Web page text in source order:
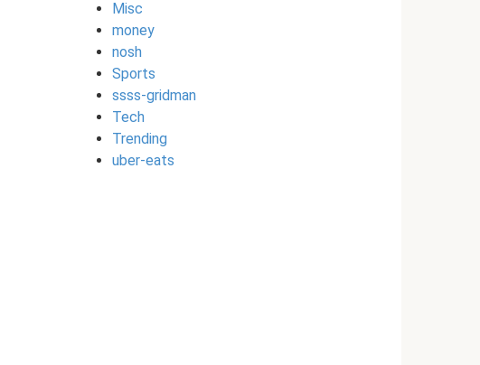
Misc
money
nosh
Sports
ssss-gridman
Tech
Trending
uber-eats